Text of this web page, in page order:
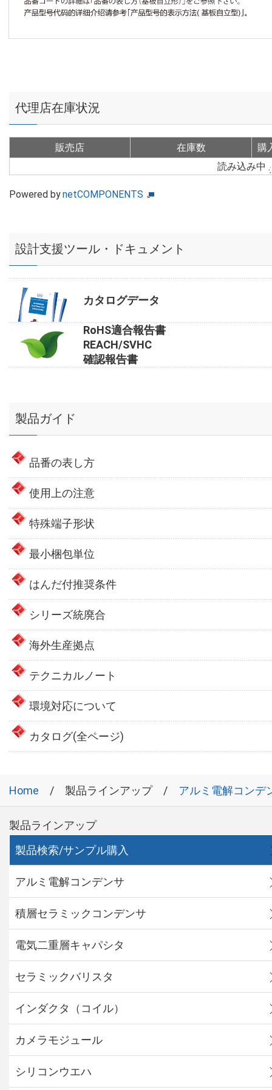
代理店在庫状況
販売店 在庫数
購
読み込み中
Powered bynetCOMPONENTS
設計支援ツール・ドキュメント
カタログデータ
RoHS適合報告書
REACH/SVHC
確認報告書
製品ガイド
品番の表し方
使用上の注意
特殊端子形状
最小梱包単位
はんだ付推奨条件
シリーズ統廃合
海外生産拠点
テクニカルノート
環境対応について
カタログ(全ページ)
Home 製品ラインアップ アルミ電解コンデ
製品ラインアップ
製品検索/サンプル購入
アルミ電解コンデンサ
積層セラミックコンデンサ
電気二重層キャパシタ
セラミックバリスタ
インダクタ（コイル）
カメラモジュール
シリコンウエハ